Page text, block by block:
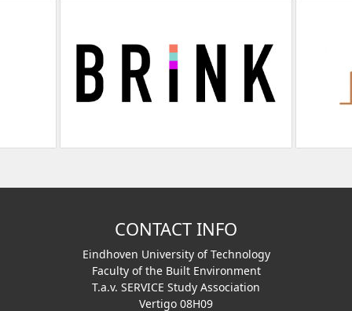
CONTACT INFO
Eindhoven University of Technology
Faculty of the Built Environment
T.a.v. SERVICE Study Association
Vertigo 08H09